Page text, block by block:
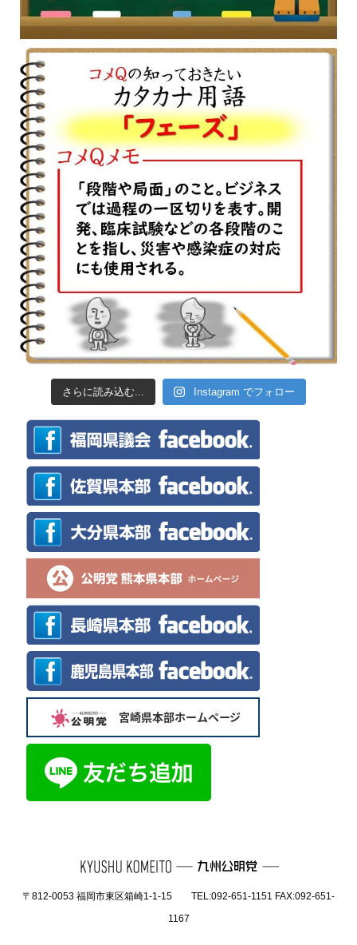
さらに読み込む... Instagram でフォロー
〒812-0053 福岡市東区箱崎1-1-15 TEL:092-651-1151 FAX:092-651-
1167